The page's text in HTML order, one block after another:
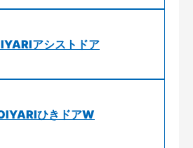
アシストドア
ひきドアW